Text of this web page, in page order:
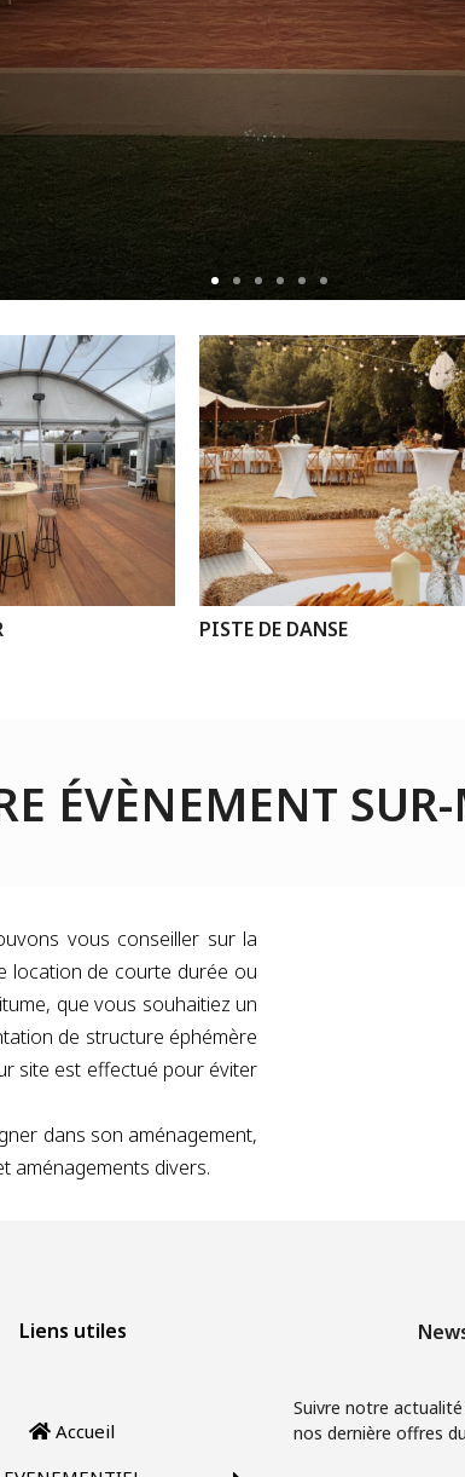
PISTE DE DANSE
ÉVÈNEMENT
vous conseiller sur la
location de courte durée ou
que vous souhaitiez un
de structure éphémère
site est effectué pour éviter
dans son aménagement,
aménagements divers.
Liens utiles
Accueil
Suivre notre
nos dernière offres